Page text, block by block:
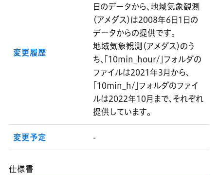
変更履歴
日のデータから、地域気象観測
（アメダス）は2008年6日1日の
データからの提供です。
地域気象観測（アメダス）のう
ち、「10min_hour/」フォルダの
ファイルは2021年3月から、
「10min_h/」フォルダのファイ
ルは2022年10月まで、それぞれ
提供しています。
変更予定 -
仕様書